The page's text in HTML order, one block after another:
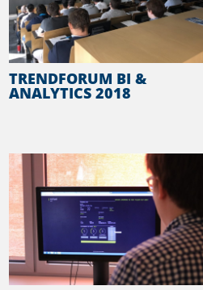
TRENDFORUM BI &
ANALYTICS 2018